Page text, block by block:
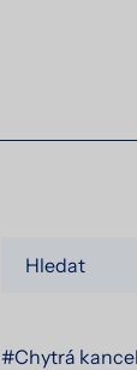
#Chytrá